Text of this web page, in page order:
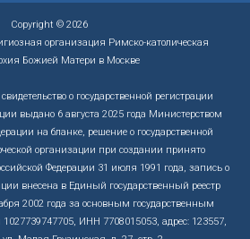
Copyright © 2026
организация Римско-католическая
Божией Матери в Москве
о государственной регистрации
выдано 6 августа 2025 года Министерством
на бланке, решение о государственной
организации при создании принято
Федерации 31 июля 1991 года, запись о
внесена в Единый государственный реестр
2002 года за основным государственным
ИНН 7708015053, адрес: 123557,